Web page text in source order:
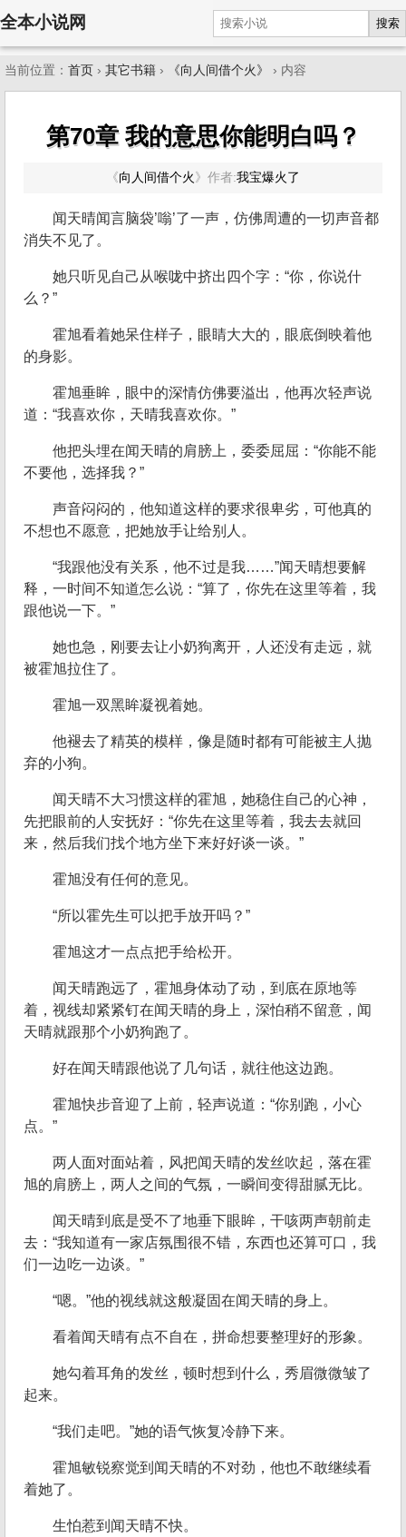
全本小说网 搜索
当前位置： 首页 › 其它书籍 › 《向人间借个火》 › 内容
第70章 我的意思你能明白吗？
《向人间借个火 》 作者:我宝爆火了
闻天晴闻言脑袋’嗡’了一声，仿佛周遭的一切声音都
消失不见了。
她只听见自己从喉咙中挤出四个字：“你，你说什
么？”
霍旭看着她呆住样子，眼睛大大的，眼底倒映着他
的身影。
霍旭垂眸，眼中的深情仿佛要溢出，他再次轻声说
道：“我喜欢你，天晴我喜欢你。”
他把头埋在闻天晴的肩膀上，委委屈屈：“你能不能
不要他，选择我？”
声音闷闷的，他知道这样的要求很卑劣，可他真的
不想也不愿意，把她放手让给别人。
“我跟他没有关系，他不过是我……”闻天晴想要解
释，一时间不知道怎么说：“算了，你先在这里等着，我
跟他说一下。”
她也急，刚要去让小奶狗离开，人还没有走远，就
被霍旭拉住了。
霍旭一双黑眸凝视着她。
他褪去了精英的模样，像是随时都有可能被主人抛
弃的小狗。
闻天晴不大习惯这样的霍旭，她稳住自己的心神，
先把眼前的人安抚好：“你先在这里等着，我去去就回
来，然后我们找个地方坐下来好好谈一谈。”
霍旭没有任何的意见。
“所以霍先生可以把手放开吗？”
霍旭这才一点点把手给松开。
闻天晴跑远了，霍旭身体动了动，到底在原地等
着，视线却紧紧钉在闻天晴的身上，深怕稍不留意，闻
天晴就跟那个小奶狗跑了。
好在闻天晴跟他说了几句话，就往他这边跑。
霍旭快步音迎了上前，轻声说道：“你别跑，小心
点。”
两人面对面站着，风把闻天晴的发丝吹起，落在霍
旭的肩膀上，两人之间的气氛，一瞬间变得甜腻无比。
闻天晴到底是受不了地垂下眼眸，干咳两声朝前走
去：“我知道有一家店氛围很不错，东西也还算可口，我
们一边吃一边谈。”
“嗯。”他的视线就这般凝固在闻天晴的身上。
看着闻天晴有点不自在，拼命想要整理好的形象。
她勾着耳角的发丝，顿时想到什么，秀眉微微皱了
起来。
“我们走吧。”她的语气恢复冷静下来。
霍旭敏锐察觉到闻天晴的不对劲，他也不敢继续看
着她了。
生怕惹到闻天晴不快。